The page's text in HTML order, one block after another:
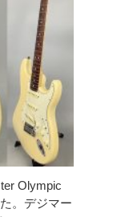
Olympic
。デジマー